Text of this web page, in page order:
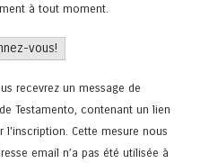
à tout moment.
recevrez un message de
Testamento, contenant un lien
l'inscription. Cette mesure nous
email n’a pas été utilisée à